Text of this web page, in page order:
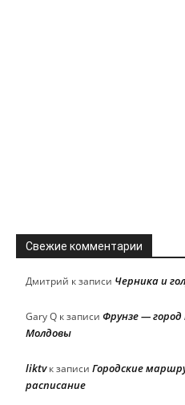
Свежие комментарии
Дмитрий к записи Черника и
Gary Q к записи Фрунзе — город
Молдовы
liktvк записи Городские
расписание